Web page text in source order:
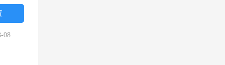
08